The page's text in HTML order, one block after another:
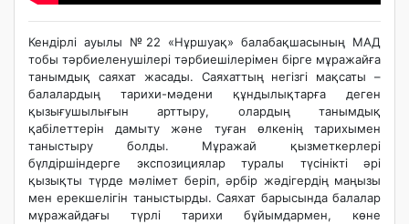
Кендірлі ауылы №22 «Нұршуақ» балабақшасының МАД
тобы тәрбиеленушілері тәрбиешілерімен бірге мұражайға
танымдық саяхат жасады. Саяхаттың негізгі мақсаты –
балалардың тарихи-мәдени құндылықтарға деген
қызығушылығын арттыру, олардың танымдық
қабілеттерін дамыту және туған өлкенің тарихымен
таныстыру болды. Мұражай қызметкерлері
бүлдіршіндерге экспозициялар туралы түсінікті әрі
қызықты түрде мәлімет беріп, әрбір жәдігердің маңызы
мен ерекшелігін таныстырды. Саяхат барысында балалар
мұражайдағы түрлі тарихи бұйымдармен, көне